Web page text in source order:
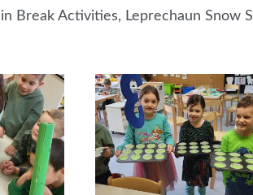
Break Activities, Leprechaun Snow